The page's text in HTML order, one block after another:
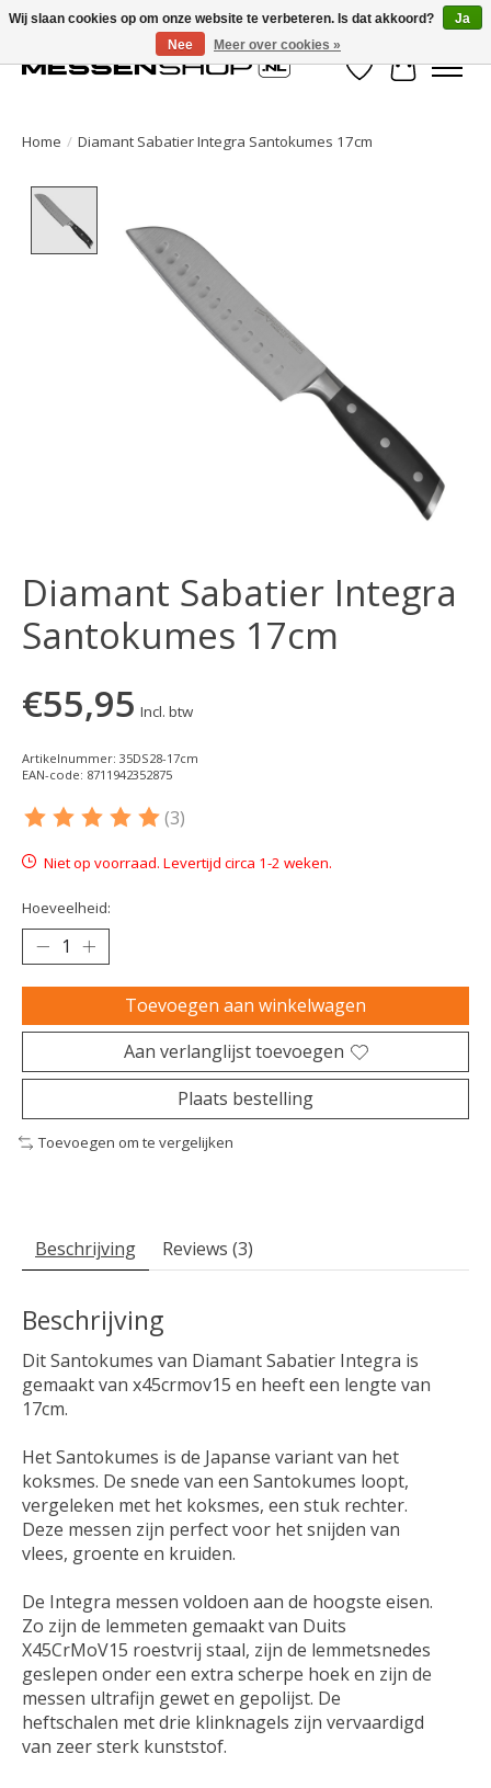
Verlanglijst
Home / Diamant Sabatier Integra Santokumes 17cm
Diamant Sabatier Integra
Santokumes 17cm
€55,95 Incl. btw
Artikelnummer: 35DS28-17cm
EAN-code: 8711942352875
De beoordeling van dit product is
(3)
Niet op voorraad. Levertijd circa 1-2 weken.
Hoeveelheid:
Toevoegen aan winkelwagen
Aan verlanglijst toevoegen
Plaats bestelling
Toevoegen om te vergelijken
Beschrijving Reviews (3)
Beschrijving
Dit Santokumes van Diamant Sabatier Integra is
gemaakt van x45crmov15 en heeft een lengte van
17cm.
Het Santokumes is de Japanse variant van het
koksmes. De snede van een Santokumes loopt,
vergeleken met het koksmes, een stuk rechter.
Deze messen zijn perfect voor het snijden van
vlees, groente en kruiden.
De Integra messen voldoen aan de hoogste eisen.
Zo zijn de lemmeten gemaakt van Duits
X45CrMoV15 roestvrij staal, zijn de lemmetsnedes
geslepen onder een extra scherpe hoek en zijn de
messen ultrafijn gewet en gepolijst. De
heftschalen met drie klinknagels zijn vervaardigd
van zeer sterk kunststof.
Wij slaan cookies op om onze website te verbeteren. Is dat akkoord?
Ja
Nee
Meer over cookies »